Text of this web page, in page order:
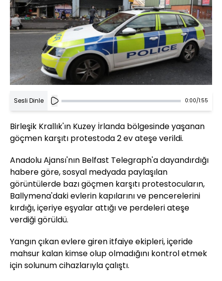
Sesli Dinle 0:00/1:55
Birleşik Krallık'ın Kuzey İrlanda bölgesinde yaşanan
göçmen karşıtı protestoda 2 ev ateşe verildi.
Anadolu Ajansı'nın Belfast Telegraph'a dayandırdığı
habere göre, sosyal medyada paylaşılan
görüntülerde bazı göçmen karşıtı protestocuların,
Ballymena'daki evlerin kapılarını ve pencerelerini
kırdığı, içeriye eşyalar attığı ve perdeleri ateşe
verdiği görüldü.
Yangın çıkan evlere giren itfaiye ekipleri, içeride
mahsur kalan kimse olup olmadığını kontrol etmek
için solunum cihazlarıyla çalıştı.